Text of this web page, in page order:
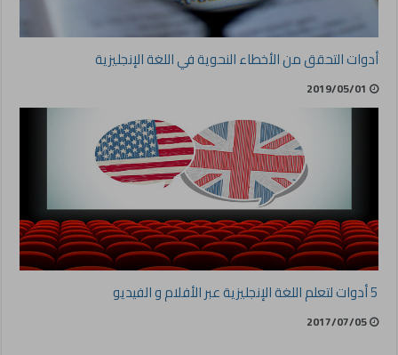
أدوات التحقق من الأخطاء النحوية في اللغة الإنجليزية
2019/05/01
5 أدوات لتعلم اللغة الإنجليزية عبر الأفلام و الفيديو
2017/07/05